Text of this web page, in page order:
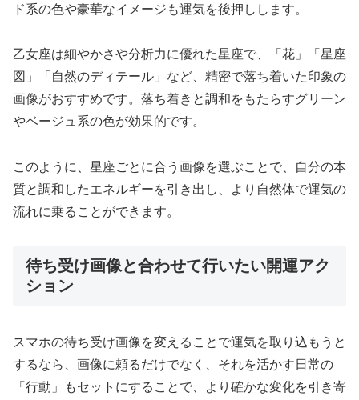
ド系の色や豪華なイメージも運気を後押しします。
乙女座は細やかさや分析力に優れた星座で、「花」「星座
図」「自然のディテール」など、精密で落ち着いた印象の
画像がおすすめです。落ち着きと調和をもたらすグリーン
やベージュ系の色が効果的です。
このように、星座ごとに合う画像を選ぶことで、自分の本
質と調和したエネルギーを引き出し、より自然体で運気の
流れに乗ることができます。
待ち受け画像と合わせて行いたい開運アク
ション
スマホの待ち受け画像を変えることで運気を取り込もうと
するなら、画像に頼るだけでなく、それを活かす日常の
「行動」もセットにすることで、より確かな変化を引き寄